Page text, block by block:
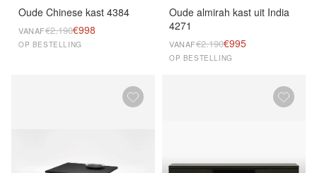
Oude Chinese kast 4384
VANAF€2.190€998
OP BESTELLING
Oude almirah kast uit India
4271
VANAF€2.190€995
OP BESTELLING